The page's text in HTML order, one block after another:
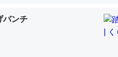
素も不足してて両方に不利だか
角類（カブトガニ・ウミグモ）は
違うのか？
バンチ